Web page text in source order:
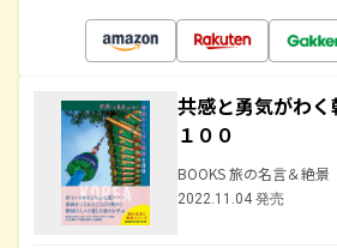
共感と勇気がわ
１００
BOOKS 旅の名言＆絶景
2022.11.04 発売